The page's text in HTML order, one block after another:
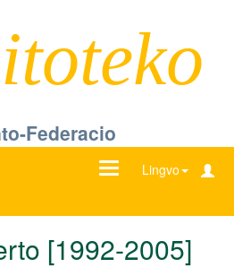
Federacio
Lingvo
Ŝanĝu
[1992-2005]